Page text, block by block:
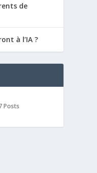
de
à l’IA ?
Posts